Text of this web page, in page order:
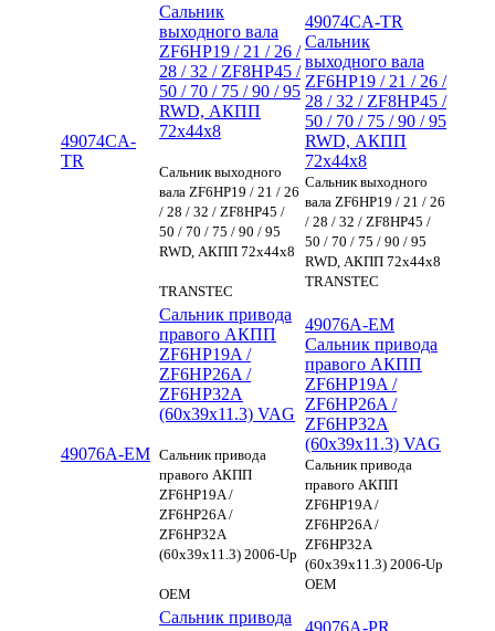
49074CA-
TR
Сальник
выходного вала
ZF6HP19 / 21 / 26 /
28 / 32 / ZF8HP45 /
50 / 70 / 75 / 90 / 95
RWD, АКПП
72x44x8
Сальник выходного
вала ZF6HP19 / 21 / 26
/ 28 / 32 / ZF8HP45 /
50 / 70 / 75 / 90 / 95
RWD, АКПП 72x44x8
TRANSTEC
49074CA-TR
Сальник
выходного вала
ZF6HP19 / 21 / 26 /
28 / 32 / ZF8HP45 /
50 / 70 / 75 / 90 / 95
RWD, АКПП
72x44x8
Сальник выходного
вала ZF6HP19 / 21 / 26
/ 28 / 32 / ZF8HP45 /
50 / 70 / 75 / 90 / 95
RWD, АКПП 72x44x8
TRANSTEC
49076A-EM
Сальник привода
правого АКПП
ZF6HP19A /
ZF6HP26A /
ZF6HP32A
(60x39x11.3) VAG
Сальник привода
правого АКПП
ZF6HP19A /
ZF6HP26A /
ZF6HP32A
(60x39x11.3) 2006-Up
OEM
49076A-EM
Сальник привода
правого АКПП
ZF6HP19A /
ZF6HP26A /
ZF6HP32A
(60x39x11.3) VAG
Сальник привода
правого АКПП
ZF6HP19A /
ZF6HP26A /
ZF6HP32A
(60x39x11.3) 2006-Up
OEM
Сальник привода
49076A-PR